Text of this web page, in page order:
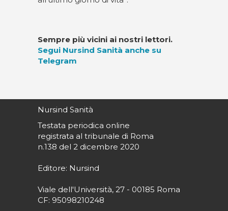
Sempre più vicini ai nostri lettori.
Segui Nursind Sanità anche su
Telegram
Nursind Sanità
Testata periodica online
registrata al tribunale di Roma
n.138 del 2 dicembre 2020
Editore: Nursind
Viale dell'Università, 27 - 00185 Roma
CF: 95098210248